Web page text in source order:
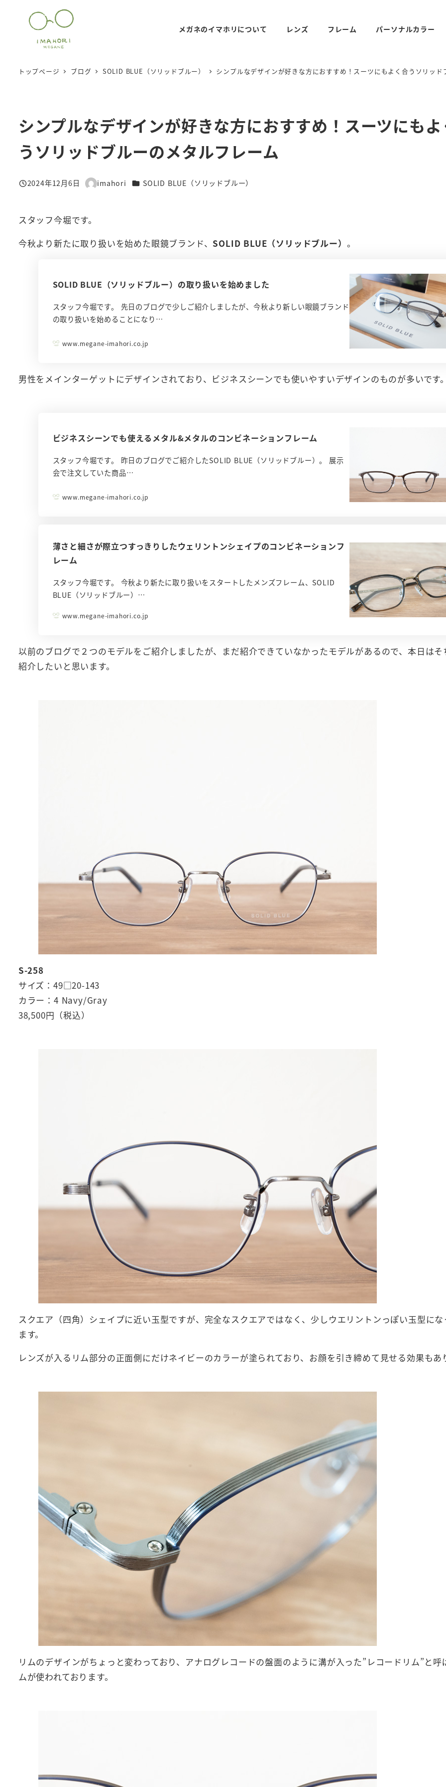
メガネのイマホリについて レンズ フレーム パーソナルカラー
トップページ ブログ SOLID BLUE（ソリッドブルー） シンプルなデザインが好きな方におすすめ！スーツにもよく合うソリッ
シンプルなデザインが好きな方におすすめ！スーツにも
うソリッドブルーのメタルフレーム
投稿日
2024年12月6日
著
imahori カテゴリー
SOLID BLUE（ソリッドブルー）
スタッフ今堀です。
今秋より新たに取り扱いを始めた眼鏡ブランド、 SOLID BLUE（ソリッドブルー） 。
SOLID BLUE（ソリッドブルー）の取り扱いを始めました
スタッフ今堀です。 先日のブログで少しご紹介しましたが、今秋より新しい眼鏡ブランド
の取り扱いを始めることになり…
www.megane-imahori.co.jp
男性をメインターゲットにデザインされており、ビジネスシーンでも使いやすいデザインのものが多いです
ビジネスシーンでも使えるメタル&メタルのコンビネーションフレーム
スタッフ今堀です。 昨日のブログでご紹介したSOLID BLUE（ソリッドブルー）。 展示
会で注文していた商品…
www.megane-imahori.co.jp
薄さと細さが際立つすっきりしたウェリントンシェイプのコンビネーションフ
レーム
スタッフ今堀です。 今秋より新たに取り扱いをスタートしたメンズフレーム、SOLID
BLUE（ソリッドブルー）…
www.megane-imahori.co.jp
以前のブログで２つのモデルをご紹介しましたが、まだ紹介できていなかったモデルがあるので、本日は
紹介したいと思います。
S-258
サイズ：49□20-143
カラー：4 Navy/Gray
38,500円（税込）
スクエア（四角）シェイプに近い玉型ですが、完全なスクエアではなく、少しウエリントンっぽい玉型にな
ます。
レンズが入るリム部分の正面側にだけネイビーのカラーが塗られており、お顔を引き締めて見せる効果もあ
リムのデザインがちょっと変わっており、アナログレコードの盤面のように溝が入った”レコードリム”と呼
ムが使われております。